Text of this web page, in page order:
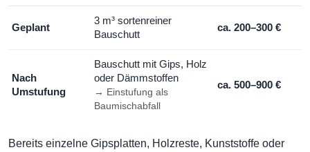
Geplant
3 m³ sortenreiner
Bauschutt
ca. 200–300 €
Nach
Umstufung
Bauschutt mit Gips, Holz
oder Dämmstoffen
→ Einstufung als
Baumischabfall
ca. 500–900 €
Bereits einzelne Gipsplatten, Holzreste, Kunststoffe oder